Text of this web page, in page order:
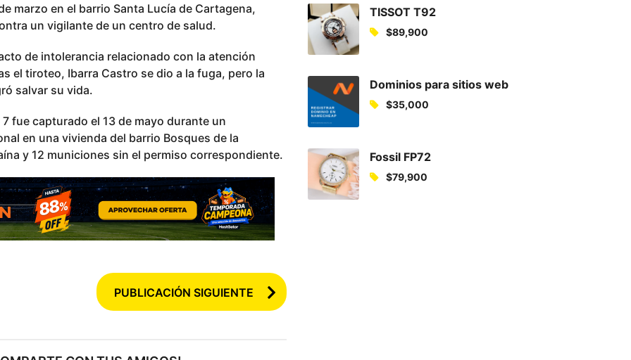
marzo en el barrio Santa Lucía de Cartagena,
un vigilante de un centro de salud.
de intolerancia relacionado con la atención
el tiroteo, Ibarra Castro se dio a la fuga, pero la
salvar su vida.
fue capturado el 13 de mayo durante un
en una vivienda del barrio Bosques de la
y 12 municiones sin el permiso correspondiente.
PUBLICACIÓN SIGUIENTE
TISSOT T92
$89,900
Dominios para sitios web
$35,000
Fossil FP72
$79,900